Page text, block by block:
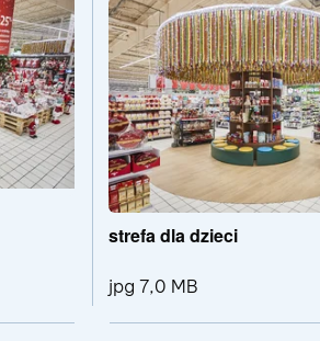
Pokaż szczegóły pliku strefa sezonowa
strefa dla dzieci
jpg 7,0 MB